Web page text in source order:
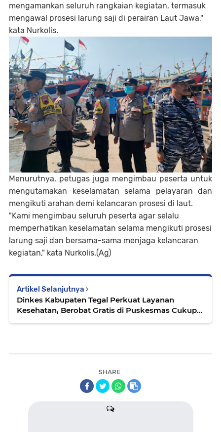
mengamankan seluruh rangkaian kegiatan, termasuk
mengawal prosesi larung saji di perairan Laut Jawa,"
kata Nurkolis.
Menurutnya, petugas juga mengimbau peserta untuk
mengutamakan keselamatan selama pelayaran dan
mengikuti arahan demi kelancaran prosesi di laut.
"Kami mengimbau seluruh peserta agar selalu
memperhatikan keselamatan selama mengikuti prosesi
larung saji dan bersama-sama menjaga kelancaran
kegiatan," kata Nurkolis.(Ag)
Artikel Selanjutnya
Dinkes Kabupaten Tegal Perkuat Layanan
Kesehatan, Berobat Gratis di Puskesmas Cukup
SHARE